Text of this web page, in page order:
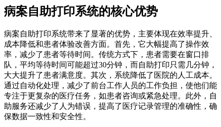
病案自助打印系统的核心优势
病案自助打印系统带来了显著的优势，主要体现在效率提升、
成本降低和患者体验改善方面。首先，它大幅提高了操作效
率，减少了患者等待时间。传统方式下，患者需要在窗口排
队，平均等待时间可能超过30分钟，而自助打印只需几分钟，
大大提升了患者满意度。其次，系统降低了医院的人工成本。
通过自动化处理，减少了前台工作人员的工作负担，使他们能
专注于更复杂的医疗任务，如患者咨询或紧急处理。此外，自
助服务还减少了人为错误，提高了医疗记录管理的准确性，确
保数据一致性和安全性。